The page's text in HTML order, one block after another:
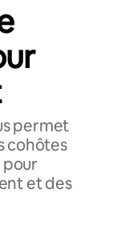
permet
cohôtes
et des